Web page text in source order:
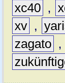
xc40 ,
xv ,
zagato ,